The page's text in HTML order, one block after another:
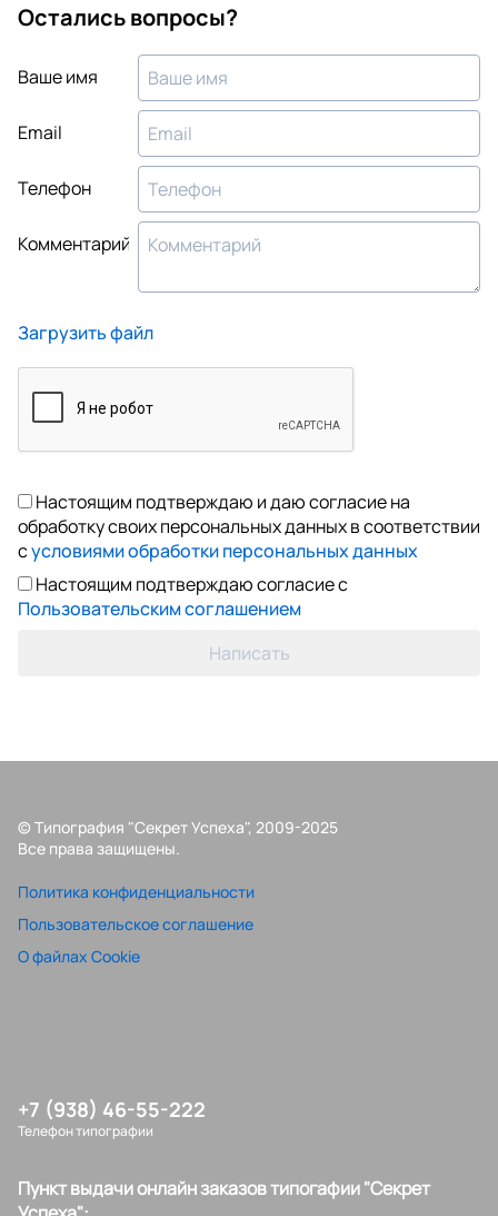
Остались вопросы?
Ваше имя
Email
Телефон
Комментарий
Загрузить файл
Настоящим подтверждаю и даю согласие на
обработку своих персональных данных в соответствии
сусловиями обработки персональных данных
Настоящим подтверждаю согласие с
Пользовательским соглашением
Написать
© Типография "Секрет Успеха", 2009-2025
Все права защищены.
Политика конфиденциальности
Пользовательское соглашение
О файлах Cookie
+7 (938) 46-55-222
Телефон типографии
Пункт выдачи онлайн заказов типогафии "Секрет